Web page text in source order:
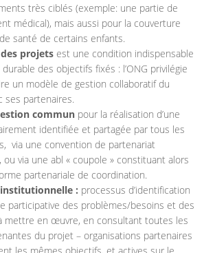
très ciblés (exemple: une partie de
médical), mais aussi pour la couverture
santé de certains enfants.
projets est une condition indispensable
durable des objectifs fixés : l’ONG privilégie
un modèle de gestion collaboratif du
ses partenaires.
commun pour la réalisation d’une
identifiée et partagée par tous les
via une convention de partenariat
ou via une abl « coupole » constituant alors
partenariale de coordination.
: processus d’identification
participative des problèmes/besoins et des
mettre en œuvre, en consultant toutes les
du projet – organisations partenaires